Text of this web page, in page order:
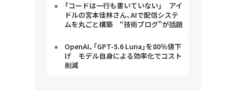
「コードは一行も書いていない」 アイ
ドルの宮本佳林さん、AIで配信システ
ムを丸ごと構築 “技術ブログ”が話題
OpenAI、「GPT-5.6 Luna」を80％値下
げ モデル自身による効率化でコスト
削減